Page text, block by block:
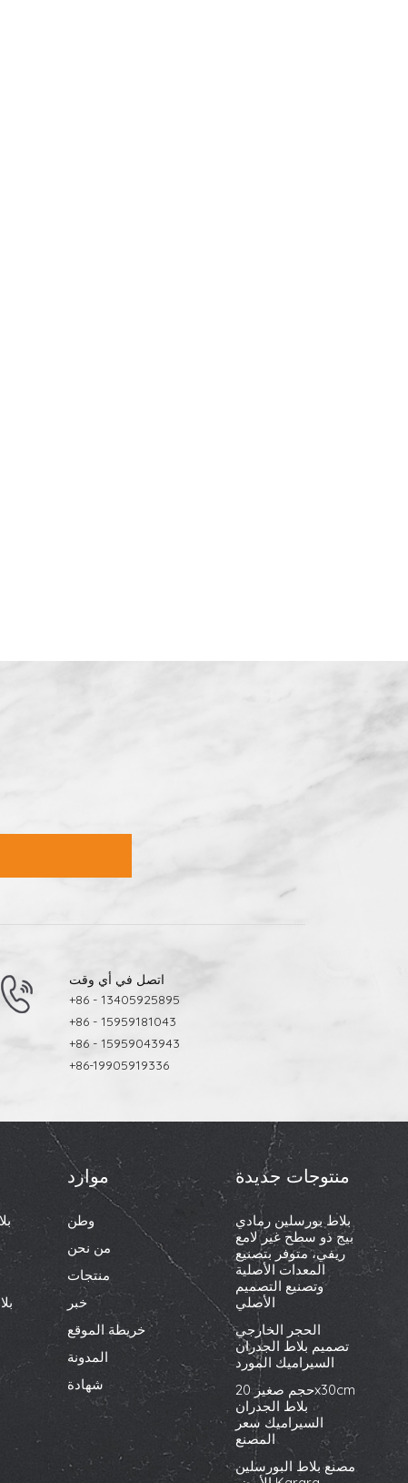
اتصل في أي وقت
+86 - 13405925895
+86 - 15959181043
+86 - 15959043943
+86-19905919336
موارد
وطن
من نحن
منتجات
خبر
خريطة الموقع
المدونة
شهادة
منتوجات جديدة
بلاط بورسلين رمادي
بيج ذو سطح غير لامع
ريفي، متوفر بتصنيع
المعدات الأصلية
وتصنيع التصميم
الأصلي
الحجر الخارجي
تصميم بلاط الجدران
السيراميك المورد
حجم صغير 20x30cm
بلاط الجدران
السيراميك سعر
المصنع
مصنع بلاط البورسلين